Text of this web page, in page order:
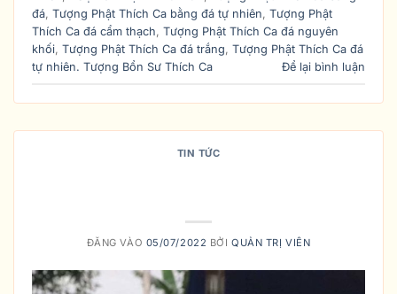
đá, Tượng Phật Thích Ca bằng đá tự nhiên, Tượng Phật
Thích Ca đá cẩm thạch, Tượng Phật Thích Ca đá nguyên
khối, Tượng Phật Thích Ca đá trắng, Tượng Phật Thích Ca đá
tự nhiên. Tượng Bổn Sư Thích Ca
Để lại bình luận
TIN TỨC
ĐĂNG VÀO 05/07/2022 BỞIQUẢN TRỊ VIÊN